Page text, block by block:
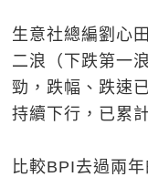
生意社總編劉心
二浪（下跌第一
勁，跌幅、跌速
持續下行，已累
比較BPI去過兩